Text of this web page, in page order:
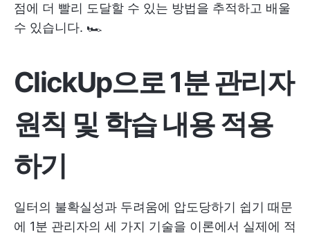
점에 더 빨리 도달할 수 있는 방법을 추적하고 배울
수 있습니다. 🏎️
ClickUp으로 1분 관리자
원칙 및 학습 내용 적용
하기
일터의 불확실성과 두려움에 압도당하기 쉽기 때문
에 1분 관리자의 세 가지 기술을 이론에서 실제에 적